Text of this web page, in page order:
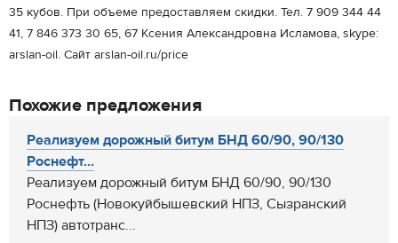
35 кубов. При объеме предоставляем скидки. Тел. 7 909 344 44
41, 7 846 373 30 65, 67 Ксения Александровна Исламова, skype:
arslan-oil. Сайт arslan-oil.ru/price
Похожие предложения
Реализуем дорожный битум БНД 60/90, 90/130
Роснефт...
Реализуем дорожный битум БНД 60/90, 90/130
Роснефть (Новокуйбышевский НПЗ, Сызранский
НПЗ) автотранс...